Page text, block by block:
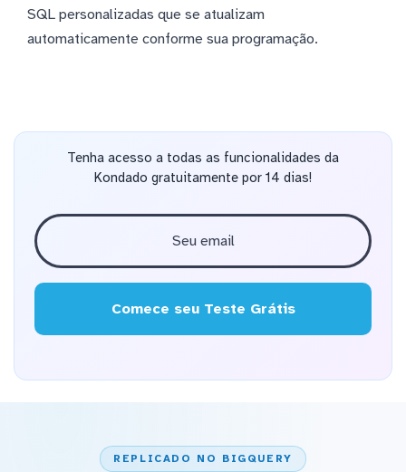
SQL personalizadas que se atualizam
automaticamente conforme sua programação.
Tenha acesso a todas as funcionalidades da
Kondado gratuitamente por 14 dias!
Comece seu Teste Grátis
REPLICADO NO BIGQUERY